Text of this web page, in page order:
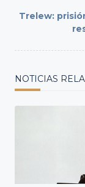
reader-
text">Page</
Trelew:
NOTICIAS